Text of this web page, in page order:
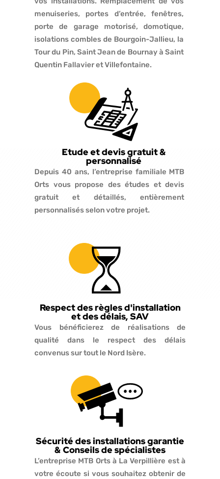
menuiseries, portes d’entrée, fenêtres,
porte de garage motorisé, domotique,
isolations combles de Bourgoin-Jallieu, la
Tour du Pin, Saint Jean de Bournay à Saint
Quentin Fallavier et Villefontaine.
Etude et devis gratuit &
personnalisé
Depuis 40 ans, l’entreprise familiale MTB
Orts vous propose des études et devis
gratuit et détaillés, entièrement
personnalisés selon votre projet.
Respect des règles d'installation
et des délais, SAV
Vous bénéficierez de réalisations de
qualité dans le respect des délais
convenus sur tout le Nord Isère.
Sécurité des installations garantie
& Conseils de spécialistes
L’entreprise MTB Orts à La Verpillière est à
votre écoute si vous souhaitez obtenir de